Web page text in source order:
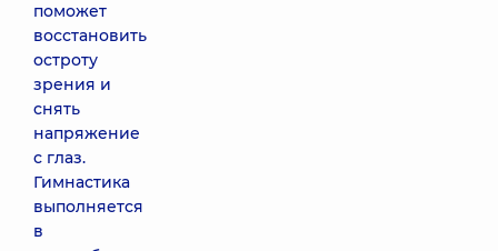
поможет
восстановить
остроту
зрения и
снять
напряжение
с глаз.
Гимнастика
выполняется
в